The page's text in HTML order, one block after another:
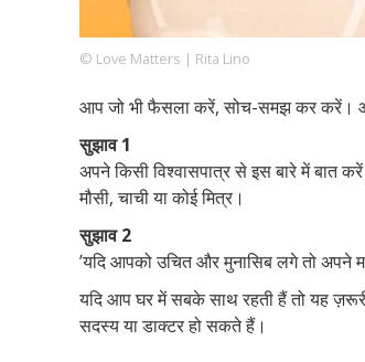
Footer
Company
हमारे सिद्धांत Just Poocho संपर्क करें
© Love Matters | Rita Lino
आप जो भी फैसला करें, सोच-समझ कर करें।
सुझाव 1
अपने किसी विश्वासपात्र से इस बारे में
मौसी, चाची या कोई मित्र।
सुझाव 2
’यदि आपको उचित और मुनासिब लगे तो अपने
यदि आप घर में सबके साथ रहती हैं तो यह
सदस्य या डाक्टर हो सकते हैं।